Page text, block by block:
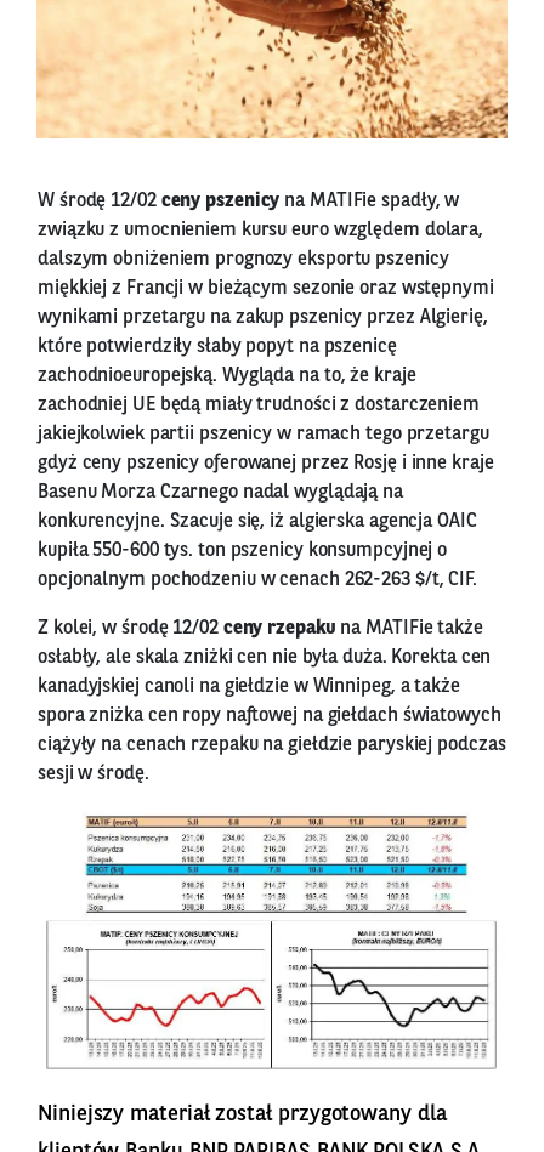
W środę 12/02 ceny pszenicy na MATIFie spadły, w
związku z umocnieniem kursu euro względem dolara,
dalszym obniżeniem prognozy eksportu pszenicy
miękkiej z Francji w bieżącym sezonie oraz wstępnymi
wynikami przetargu na zakup pszenicy przez Algierię,
które potwierdziły słaby popyt na pszenicę
zachodnioeuropejską. Wygląda na to, że kraje
zachodniej UE będą miały trudności z dostarczeniem
jakiejkolwiek partii pszenicy w ramach tego przetargu
gdyż ceny pszenicy oferowanej przez Rosję i inne kraje
Basenu Morza Czarnego nadal wyglądają na
konkurencyjne. Szacuje się, iż algierska agencja OAIC
kupiła 550-600 tys. ton pszenicy konsumpcyjnej o
opcjonalnym pochodzeniu w cenach 262-263 $/t, CIF.
Z kolei, w środę 12/02 ceny rzepaku na MATIFie także
osłabły, ale skala zniżki cen nie była duża. Korekta cen
kanadyjskiej canoli na giełdzie w Winnipeg, a także
spora zniżka cen ropy naftowej na giełdach światowych
ciążyły na cenach rzepaku na giełdzie paryskiej podczas
sesji w środę.
Niniejszy materiał został przygotowany dla